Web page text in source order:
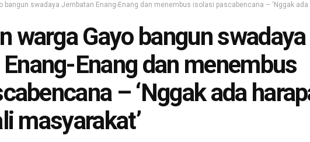
bangun swadaya Jembatan Enang-Enang dan menembus isolasi pascabencana – ‘Nggak
warga Gayo bangun swadaya
Enang dan menembus
– ‘Nggak ada
masyarakat’